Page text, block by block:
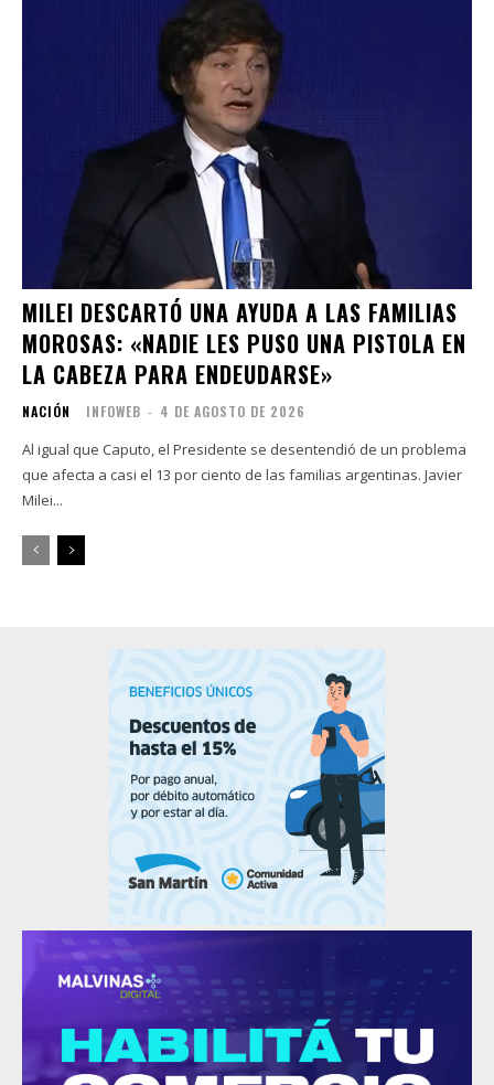
MILEI DESCARTÓ UNA AYUDA A LAS FAMILIAS
MOROSAS: «NADIE LES PUSO UNA PISTOLA EN
LA CABEZA PARA ENDEUDARSE»
NACIÓN INFOWEB - 4 DE AGOSTO DE 2026
Al igual que Caputo, el Presidente se desentendió de un problema
que afecta a casi el 13 por ciento de las familias argentinas. Javier
Milei...